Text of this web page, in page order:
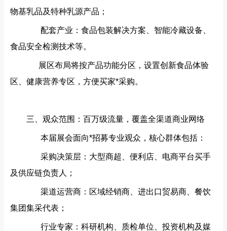
物基乳品及特种乳源产品；
配套产业‌：食品包装解决方案、智能冷藏设备、
食品安全检测技术等。
展区布局将按产品功能分区，设置‌创新食品体验
区‌、‌健康营养专区‌，方便买家*采购。
三、观众范围：百万级流量，覆盖全渠道商业网络‌
本届展会面向*招募专业观众，核心群体包括：
采购决策层‌：大型商超、便利店、电商平台买手
及供应链负责人；
渠道运营商‌：区域经销商、进出口贸易商、餐饮
集团集采代表；
行业专家‌：科研机构、质检单位、投资机构及媒